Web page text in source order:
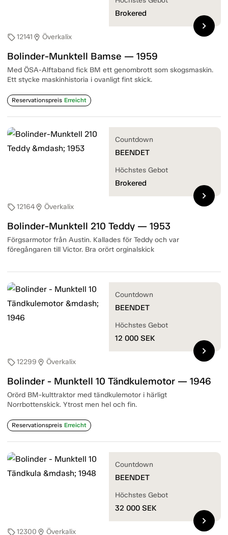
sell12141 location_on Överkalix
Bolinder-Munktell Bamse — 1959
Med ÖSA-Alftaband fick BM ett genombrott som skogsmaskin.
Ett stycke maskinhistoria i ovanligt fint skick.
Reservationspreis Erreicht
Brokered
chevron_right
sell12164location_on Överkalix
Bolinder-Munktell 210 Teddy — 1953
Förgsarmotor från Austin. Kallades för Teddy och var
föregångaren till Victor. Bra orört orginalskick
Countdown
BEENDET
Höchstes Gebot
Brokered
chevron_right
sell12299 location_on Överkalix
Bolinder - Munktell 10 Tändkulemotor — 1946
Orörd BM-kulttraktor med tändkulemotor i härligt
Norrbottenskick. Ytrost men hel och fin.
Reservationspreis Erreicht
Countdown
BEENDET
Höchstes Gebot
12 000 SEK
chevron_right
sell12300 location_on Överkalix
Countdown
BEENDET
Höchstes Gebot
32 000 SEK
chevron_right